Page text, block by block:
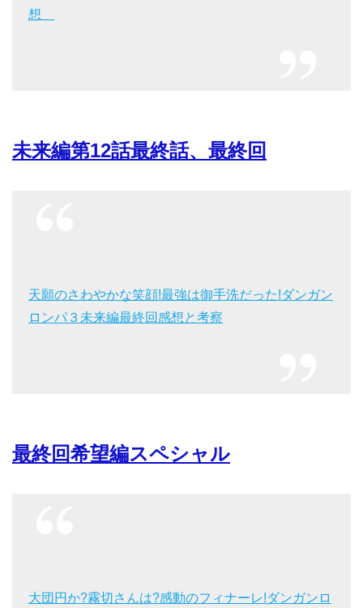
想
未来編第12話最終話、最終回
天願のさわやかな笑顔!最強は御手洗だった!ダンガン
ロンパ３未来編最終回感想と考察
最終回希望編スペシャル
大団円か?霧切さんは?感動のフィナーレ!ダンガンロ